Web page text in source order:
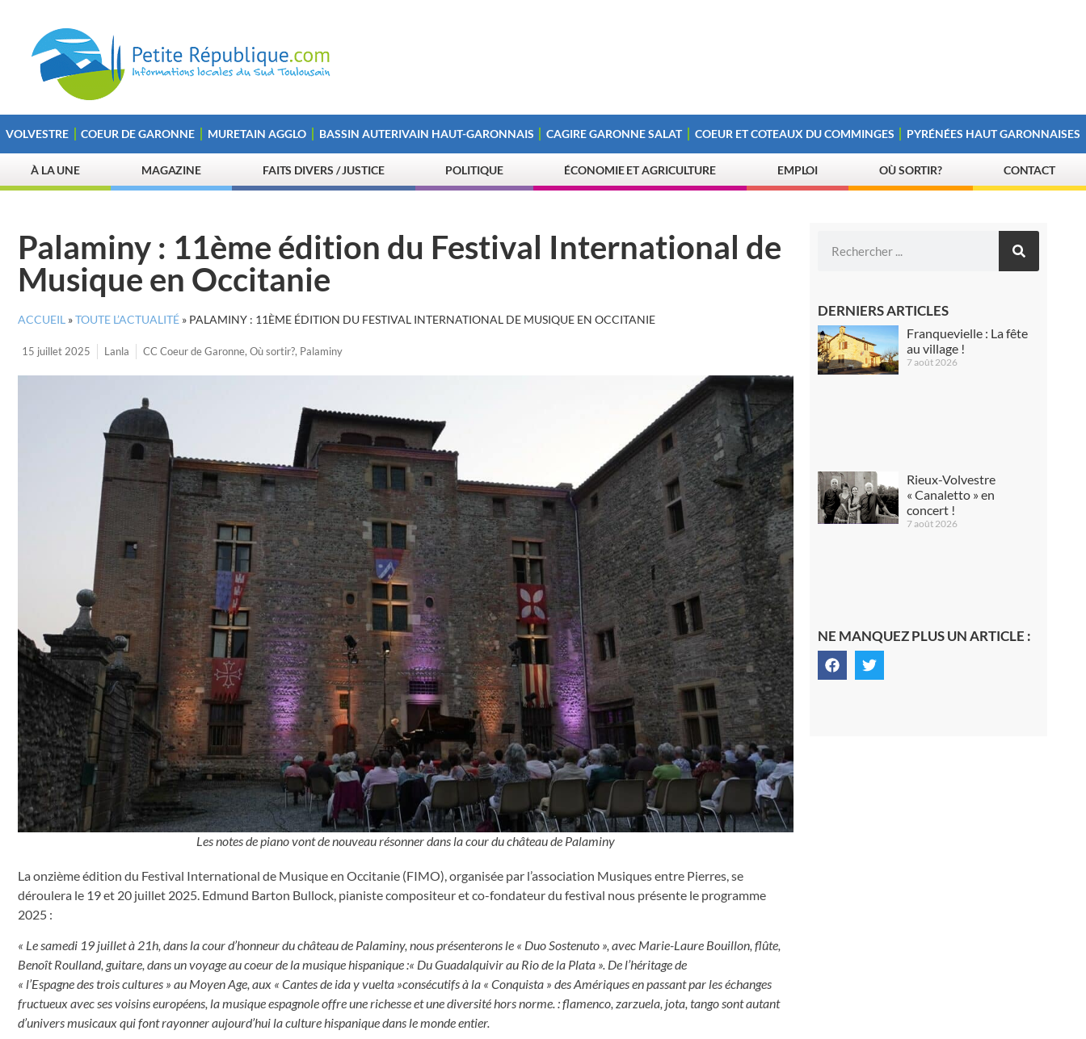
VOLVESTRE COEUR DE GARONNE MURETAIN AGGLO BASSIN AUTERIVAIN HAUT-GARONNAIS CAGIRE GARONNE SALAT COEUR ET COTEAUX DU COMMINGES PYRÉNÉES HAUT GARONNAISES
À LA UNE MAGAZINE FAITS DIVERS / JUSTICE POLITIQUE ÉCONOMIE ET AGRICULTURE EMPLOI OÙ SORTIR? CONTACT
Palaminy : 11ème édition du Festival International de
Musique en Occitanie
ACCUEIL »TOUTE L’ACTUALITÉ » PALAMINY : 11ÈME ÉDITION DU FESTIVAL INTERNATIONAL DE MUSIQUE EN OCCITANIE
15 juillet 2025 Lanla CC Coeur de Garonne, Où sortir?, Palaminy
Les notes de piano vont de nouveau résonner dans la cour du château de Palaminy
La onzième édition du Festival International de Musique en Occitanie (FIMO), organisée par l’association Musiques entre Pierres, se
déroulera le 19 et 20 juillet 2025. Edmund Barton Bullock, pianiste compositeur et co-fondateur du festival nous présente le programme
2025 :
« Le samedi 19 juillet à 21h, dans la cour d’honneur du château de Palaminy, nous présenterons le « Duo Sostenuto », avec Marie-Laure Bouillon, flûte,
Benoît Roulland, guitare, dans un voyage au coeur de la musique hispanique :« Du Guadalquivir au Rio de la Plata ». De l’héritage de
« l’Espagne des trois cultures » au Moyen Age, aux « Cantes de ida y vuelta »consécutifs à la « Conquista » des Amériques en passant par les échanges
fructueux avec ses voisins européens, la musique espagnole offre une richesse et une diversité hors norme. : flamenco, zarzuela, jota, tango sont autant
d’univers musicaux qui font rayonner aujourd’hui la culture hispanique dans le monde entier.
DERNIERS ARTICLES
Franquevielle : La fête
au village !
7 août 2026
Rieux-Volvestre
« Canaletto » en
concert !
7 août 2026
NE MANQUEZ PLUS UN ARTICLE :